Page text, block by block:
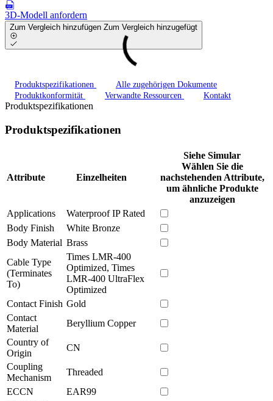
3D-Modell anfordern
Zum Vergleich hinzufügen Zum Vergleich hinzugefügt
Produktspezifikationen
Alle zugehörigen Dokumente
Produktkonformität
Verwandte Ressourcen Kontakt
Produktspezifikationen
Produktspezifikationen
Attribute Einzelheiten
Siehe Simular
Wählen Sie die
nachstehenden Attribute,
um ähnliche Produkte
anzuzeigen
Applications
Waterproof IP Rated
Body Finish
White Bronze
Body Material Brass
Cable Type
(Terminates
To)
Times LMR-400
Optimized, Times
LMR-400 UltraFlex
Optimized
Contact Finish Gold
Contact
Material
Beryllium Copper
Country of
Origin
CN
Coupling
Mechanism
Threaded
ECCN
EAR99